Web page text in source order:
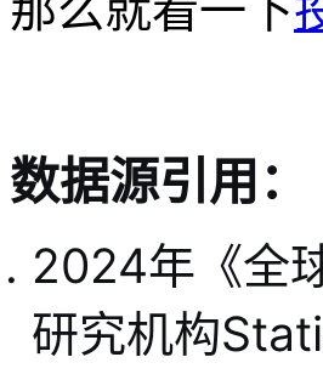
那么就看一下
数据源引用：
2024年《全
研究机构